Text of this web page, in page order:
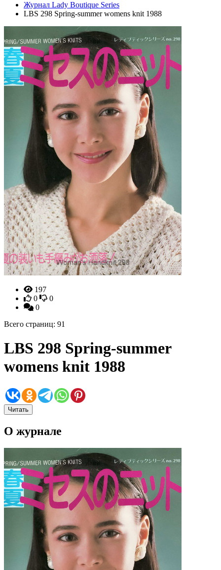
Журнал Lady Boutique Series
LBS 298 Spring-summer womens knit 1988
197
0
0
0
Всего страниц: 91
LBS 298 Spring-summer
womens knit 1988
Читать
О журнале